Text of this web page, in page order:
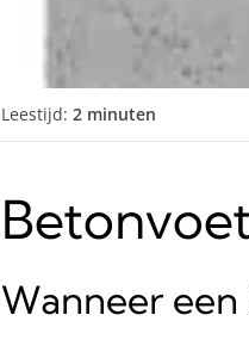
Leestijd: 2 minuten
Wanneer